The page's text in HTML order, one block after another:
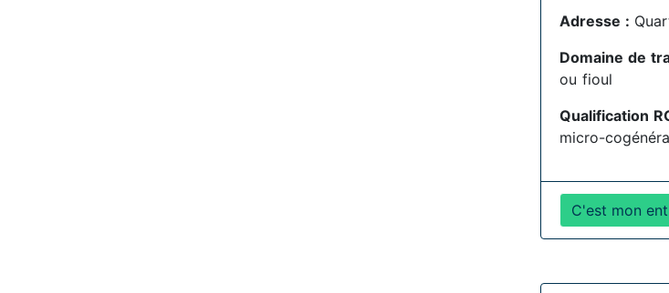
Adresse :
Domaine de
ou fioul
Qualification
micro-
C'est mon